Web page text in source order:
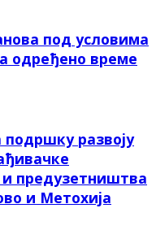
под условима
одређено време
развоју
и предузетништва
и Метохија